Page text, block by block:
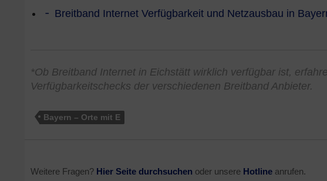
Breitband Internet Verfügbarkeit und Netzausbau in
*Ob Breitband Internet in Eichstätt wirklich verfügbar ist,
Verfügbarkeitschecks der verschiedenen Breitband Anbieter.
Bayern – Orte mit E
Weitere Fragen? Hier Seite durchsuchen oder unsere Hotline anrufen.